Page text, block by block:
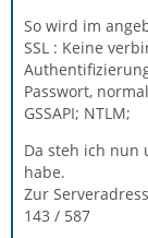
So wird im
SSL : Keine
Passwort,
GSSAPI; NTLM;
Da steh ich nun
habe.
Zur
143 / 587